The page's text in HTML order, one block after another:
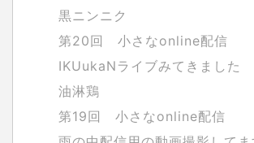
黒ニンニク
第20回 小さなonline配信
IKUukaNライブみてきました
油淋鶏
第19回 小さなonline配信